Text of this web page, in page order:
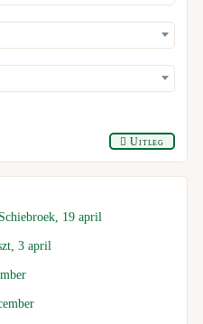
Uitleg
19 april
3 april